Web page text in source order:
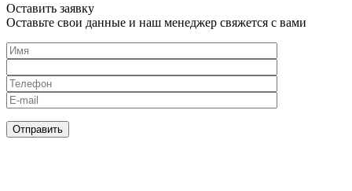
Оставить заявку
Оставьте свои данные и наш менеджер свяжется с вами